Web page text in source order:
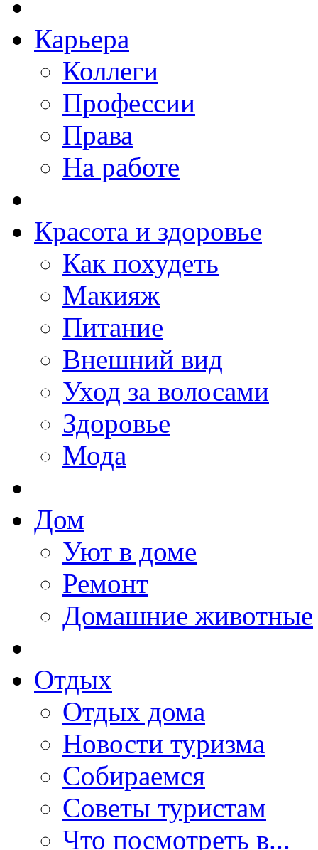
Карьера
Коллеги
Профессии
Права
На работе
Красота и здоровье
Как похудеть
Макияж
Питание
Внешний вид
Уход за волосами
Здоровье
Мода
Дом
Уют в доме
Ремонт
Домашние животные
Отдых
Отдых дома
Новости туризма
Собираемся
Советы туристам
Что посмотреть в...